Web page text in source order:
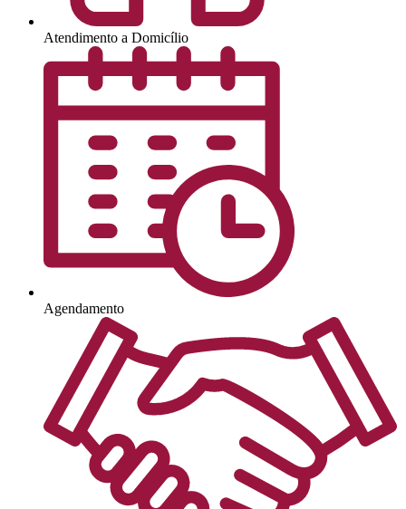
Atendimento a Domicílio
Agendamento